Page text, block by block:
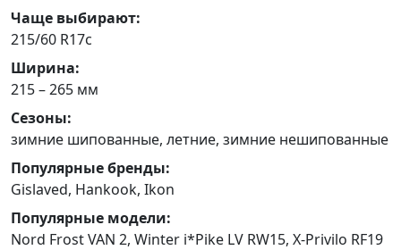
Чаще выбирают:
215/60 R17c
Ширина:
215 – 265 мм
Сезоны:
зимние шипованные, летние, зимние нешипованные
Популярные бренды:
Gislaved, Hankook, Ikon
Популярные модели:
Nord Frost VAN 2, Winter i*Pike LV RW15, X-Privilo RF19